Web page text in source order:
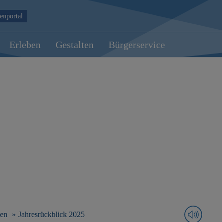
Erleben Gestalten Bürgerservice
Jahresrückblick 2025